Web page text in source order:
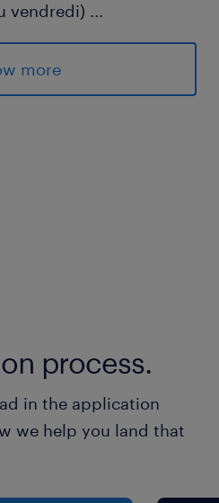
vendredi) ...
ou Roxanne 450-463-
de production à
à des avantages
valorisant
et prime
bon esprit d’équipe,
more
process.
in the application
we help you land that